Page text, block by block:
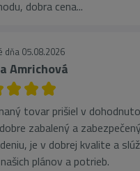
dobra cena...
dňa 05.08.2026
Amrichová
tovar prišiel v
zabalený a
je v dobrej kvalite a
plánov a potrieb.